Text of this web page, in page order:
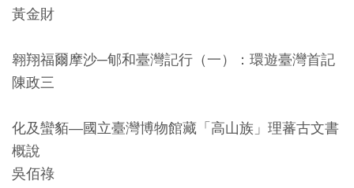
政
公
開
訊
隱
黃金財
翱翔福爾摩沙─郇和臺灣記行（一）：環遊臺灣首記
陳政三
化及蠻貊—國立臺灣博物館藏「高山族」理蕃古文書
概說
吳佰祿